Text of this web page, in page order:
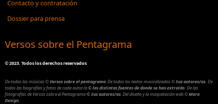
Contacto y contratación
Dossier para prensa
Versos sobre el Pentagrama
©2023. Todos los derechos reservados
De todas las músicas© Versos sobre el pentagrama. De todos los textos musicalizados©Sus autores/as. De
todos las biografías y fotos de cada autor/a© las distintas fuentes de donde se han extraído. De las
fotografías de Versos sobre el Pentagrama© Sus autores/as. Del diseño y la maquetación web©Mora
Design.